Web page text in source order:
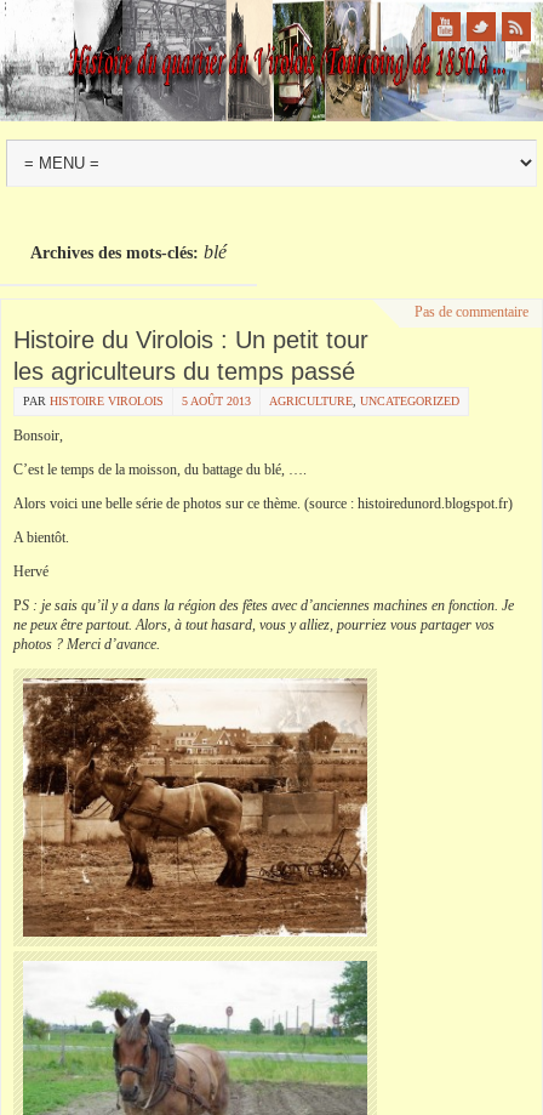
Archives des mots-clés: blé
Pas de commentaire
Histoire du Virolois : Un petit tour
les agriculteurs du temps passé
PAR HISTOIRE VIROLOIS 5 AOÛT 2013 AGRICULTURE UNCATEGORIZED
Bonsoir,
C’est le temps de la moisson, du battage du blé, ….
Alors voici une belle série de photos sur ce thème. (source : histoiredunord.blogspot.fr)
A bientôt.
Hervé
PS : je sais qu’il y a dans la région des fêtes avec d’anciennes machines en fonction. Je
ne peux être partout. Alors, à tout hasard, vous y alliez, pourriez vous partager vos
photos ? Merci d’avance.